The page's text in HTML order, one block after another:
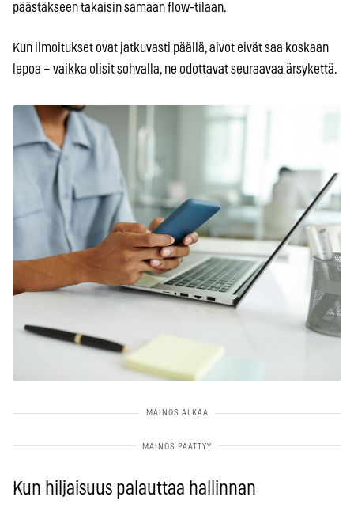
päästäkseen takaisin samaan flow-tilaan.
Kun ilmoitukset ovat jatkuvasti päällä, aivot eivät saa koskaan
lepoa – vaikka olisit sohvalla, ne odottavat seuraavaa ärsykettä.
Kun hiljaisuus palauttaa hallinnan